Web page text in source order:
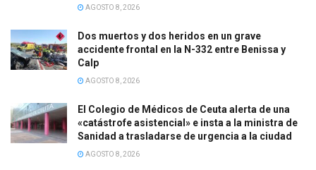
AGOSTO 8, 2026
Dos muertos y dos heridos en un grave
accidente frontal en la N-332 entre Benissa y
Calp
AGOSTO 8, 2026
El Colegio de Médicos de Ceuta alerta de una
«catástrofe asistencial» e insta a la ministra de
Sanidad a trasladarse de urgencia a la ciudad
AGOSTO 8, 2026